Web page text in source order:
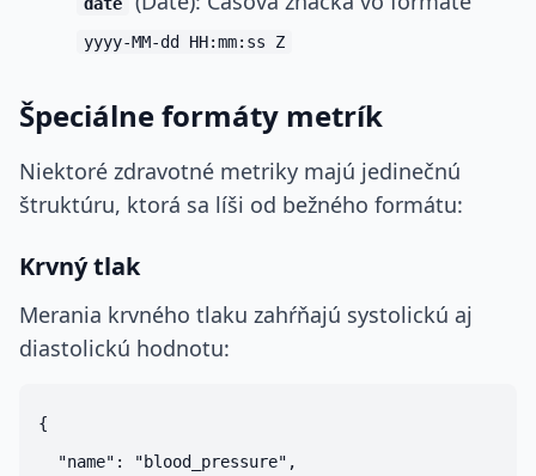
yyyy-MM-dd HH:mm:ss Z
Špeciálne formáty metrík
Niektoré zdravotné metriky majú jedinečnú
štruktúru, ktorá sa líši od bežného formátu:
Krvný tlak
Merania krvného tlaku zahŕňajú systolickú aj
diastolickú hodnotu:
{
  "name": "blood_pressure",